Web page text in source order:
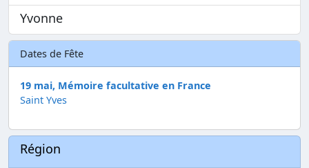
Yvonne
Dates de Fête
19 mai, Mémoire facultative en France
Saint Yves
Région